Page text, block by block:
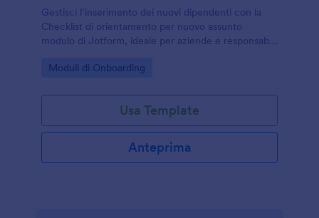
Gestisci l’inserimento dei nuovi dipendenti con la
Checklist di orientamento per nuovo assunto
modulo di Jotform, ideale per aziende e responsabili
un unico flusso di raccolta dati.
Go to Category:
Moduli di Onboarding
Usa Template
Anteprima